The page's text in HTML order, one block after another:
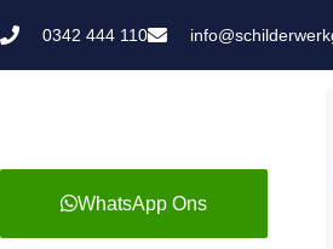
0342 444 110
WhatsApp Ons